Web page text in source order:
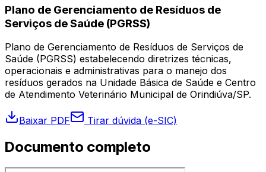
Plano de Gerenciamento de Resíduos de
Serviços de Saúde (PGRSS)
Plano de Gerenciamento de Resíduos de Serviços de
Saúde (PGRSS) estabelecendo diretrizes técnicas,
operacionais e administrativas para o manejo dos
resíduos gerados na Unidade Básica de Saúde e Centro
de Atendimento Veterinário Municipal de Orindiúva/SP.
Baixar PDF Tirar dúvida (e-SIC)
Documento completo